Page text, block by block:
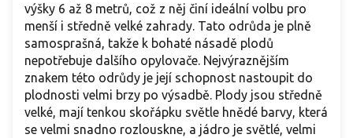
výšky 6 až 8 metrů, což z něj činí ideální volbu pro
menší i středně velké zahrady. Tato odrůda je plně
samosprašná, takže k bohaté násadě plodů
nepotřebuje dalšího opylovače. Nejvýraznějším
znakem této odrůdy je její schopnost nastoupit do
plodnosti velmi brzy po výsadbě. Plody jsou středně
velké, mají tenkou skořápku světle hnědé barvy, která
se velmi snadno rozlouskne, a jádro je světlé, velmi